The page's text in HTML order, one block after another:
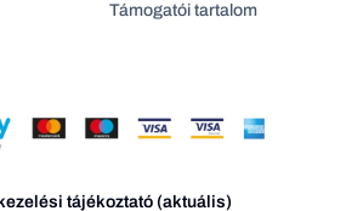
Támogatói tartalom
tájékoztató (aktuális)